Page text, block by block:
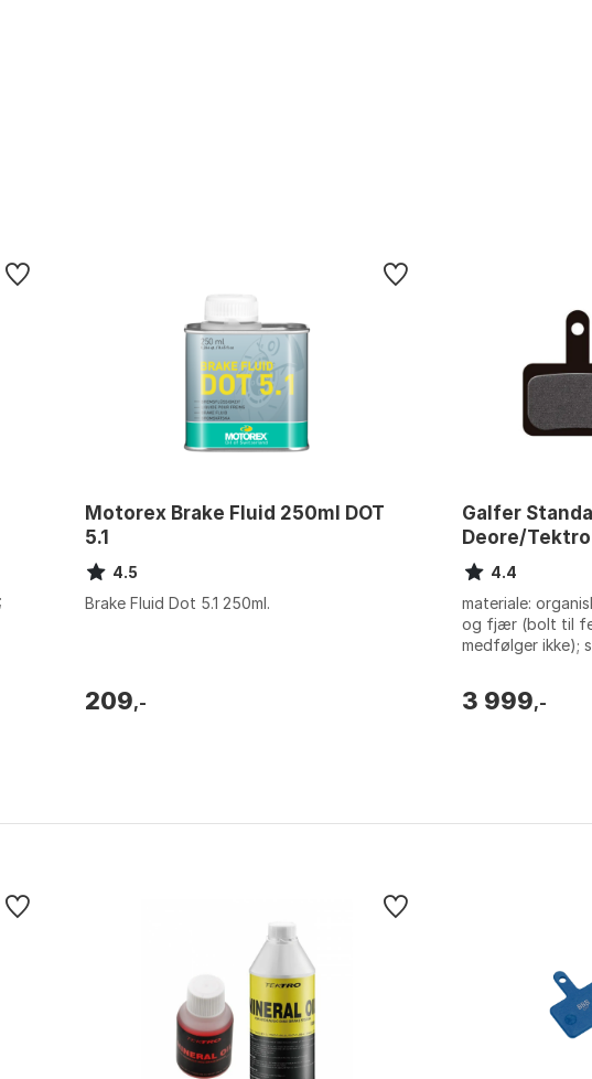
Motorex Brake Fluid 250ml DOT
5.1
4.5
Brake Fluid Dot 5.1 250ml.
209,-
Galfer
Deore/
4.4
materiale:
og fjær (bolt til
medfølger ikke);
3 999,-